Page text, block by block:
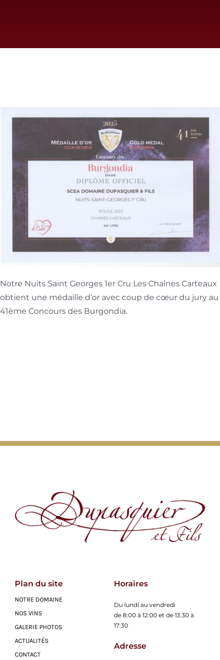
Notre Nuits Saint Georges 1er Cru Les Chaînes Carteaux
obtient une médaille d’or avec coup de cœur du jury au
41ème Concours des Burgondia.
Plan du site
NOTRE DOMAINE
NOS VINS
GALERIE PHOTOS
ACTUALITÉS
CONTACT
Horaires
Du lundi au vendredi
de 8:00 à 12:00 et de 13:30 à
17:30
Adresse